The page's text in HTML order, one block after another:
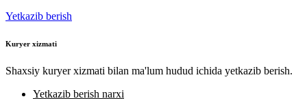
Yetkazib berish
Kuryer xizmati
Shaxsiy kuryer xizmati bilan ma'lum hudud ichida yetkazib berish.
Yetkazib berish narxi